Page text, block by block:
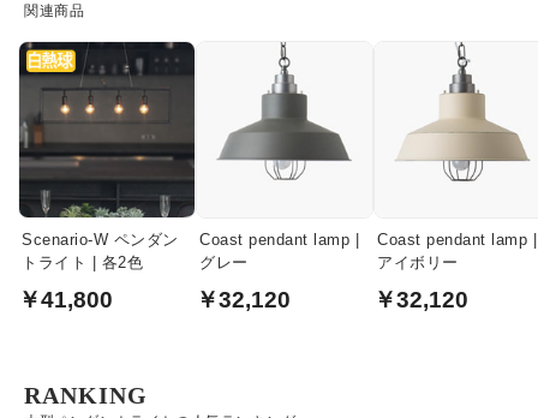
関連商品
Scenario-W ペンダン
トライト | 各2色
￥41,800
Coast pendant lamp |
グレー
￥32,120
Coast pendant lamp |
アイボリー
￥32,120
RANKING